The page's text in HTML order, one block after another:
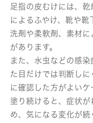
足指の皮むけには、
によるふやけ、靴や靴
洗剤や柔軟剤、素材に
があります。
また、水虫などの感
た目だけでは判断し
に確認した方がよいケ
塗り続けると、症状
め、気になる変化が続